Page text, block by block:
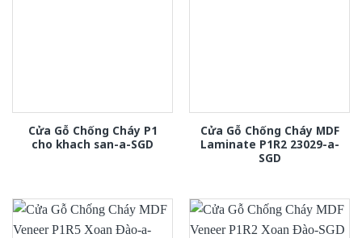
Cửa Gỗ Chống Cháy P1
cho khach san-a-SGD
Cửa Gỗ Chống Cháy MDF
Laminate P1R2 23029-a-
SGD